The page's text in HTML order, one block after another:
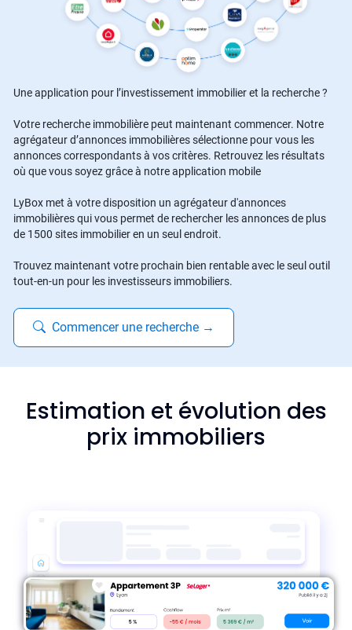
Une application pour l’investissement immobilier et la recherche ?
Votre recherche immobilière peut maintenant commencer. Notre
agrégateur d’annonces immobilières sélectionne pour vous les
annonces correspondants à vos critères. Retrouvez les résultats
où que vous soyez grâce à notre application mobile
LyBox met à votre disposition un agrégateur d'annonces
immobilières qui vous permet de rechercher les annonces de plus
de 1500 sites immobilier en un seul endroit.
Trouvez maintenant votre prochain bien rentable avec le seul outil
tout-en-un pour les investisseurs immobiliers.
Commencer une recherche →
Estimation et évolution des
prix immobiliers